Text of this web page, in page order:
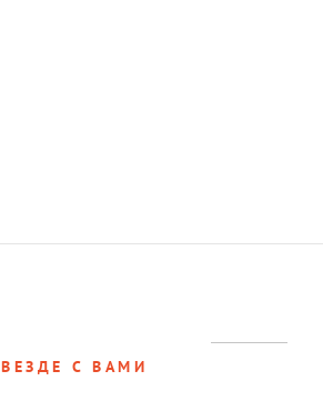
ВЕЗДЕ С ВАМИ